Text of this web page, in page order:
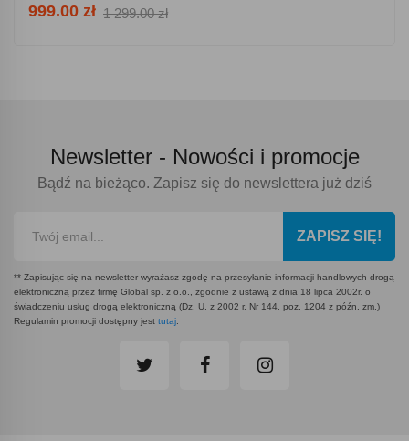
999.00 zł 1 299.00 zł
Newsletter - Nowości i promocje
Bądź na bieżąco. Zapisz się do newslettera już dziś
ZAPISZ SIĘ!
** Zapisując się na newsletter wyrażasz zgodę na przesyłanie informacji handlowych drogą
elektroniczną przez firmę Global sp. z o.o., zgodnie z ustawą z dnia 18 lipca 2002r. o
świadczeniu usług drogą elektroniczną (Dz. U. z 2002 r. Nr 144, poz. 1204 z późn. zm.)
Regulamin promocji dostępny jest tutaj